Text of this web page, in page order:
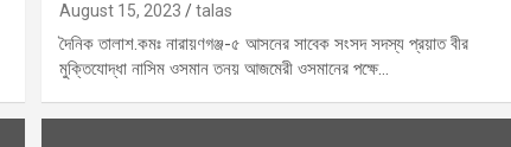
August 15, 2023 talas
দৈনিক তালাশ.কমঃ নারায়ণগঞ্জ-৫ আসনের সাবেক সংসদ সদস্য প্রয়াত বীর
মুক্তিযোদ্ধা নাসিম ওসমান তনয় আজমেরী ওসমানের পক্ষে…